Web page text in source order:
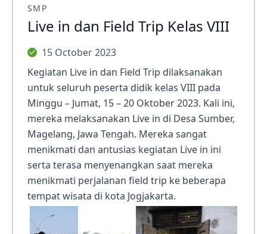
SMP
Live in dan Field Trip Kelas VIII
15 October 2023
Kegiatan Live in dan Field Trip dilaksanakan
untuk seluruh peserta didik kelas VIII pada
Minggu – Jumat, 15 – 20 Oktober 2023. Kali ini,
mereka melaksanakan Live in di Desa Sumber,
Magelang, Jawa Tengah. Mereka sangat
menikmati dan antusias kegiatan Live in ini
serta terasa menyenangkan saat mereka
menikmati perjalanan field trip ke beberapa
tempat wisata di kota Jogjakarta.